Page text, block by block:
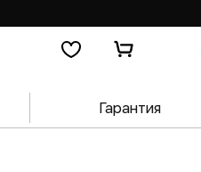
Гарантия